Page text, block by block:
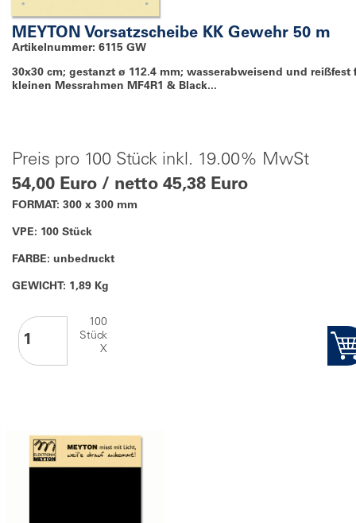
MEYTON Vorsatzscheibe KK Gewehr 50 m
Artikelnummer: 6115 GW
30x30 cm; gestanzt ø 112.4 mm; wasserabweisend und reißfest
kleinen Messrahmen MF4R1 & Black...
Preis pro 100 Stück inkl. 19.00% MwSt
54,00 Euro / netto 45,38 Euro
FORMAT: 300 x 300 mm
VPE: 100 Stück
FARBE: unbedruckt
GEWICHT: 1,89 Kg
100
Stück
X